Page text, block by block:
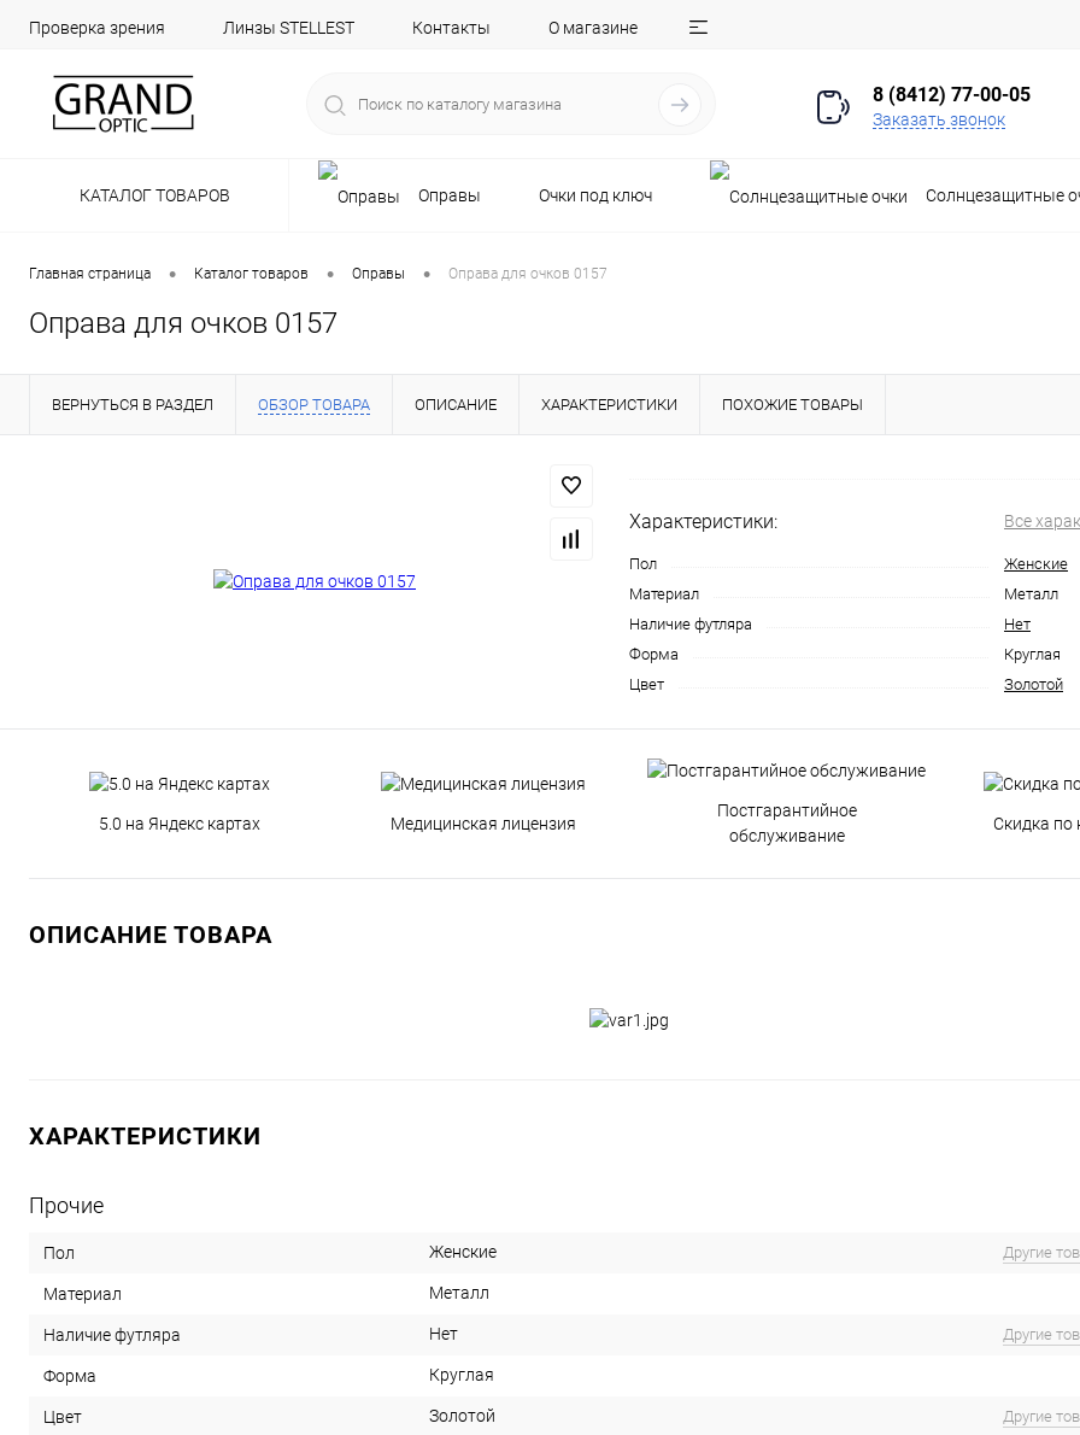
Проверка зрения Линзы STELLEST Контакты О магазине
8 (8412) 77-00-05
Заказать звонок
КАТАЛОГ ТОВАРОВ Оправы Очки под ключ Солнцезащитные
Главная страница • Каталог товаров • Оправы • Оправа для очков 0157
Оправа для очков 0157
ВЕРНУТЬСЯ В РАЗДЕЛ ОБЗОР ТОВАРА ОПИСАНИЕ ХАРАКТЕРИСТИКИ ПОХОЖИЕ ТОВАРЫ
Характеристики: Все
Пол
Женские
Материал
Металл
Наличие футляра
Нет
Форма
Круглая
Цвет
Золотой
5.0 на Яндекс картах Медицинская лицензия
Постгарантийное
обслуживание
Скидка по
ОПИСАНИЕ ТОВАРА
ХАРАКТЕРИСТИКИ
Прочие
Пол Женские Другие
Материал Металл
Наличие футляра Нет Другие
Форма Круглая
Цвет Золотой Другие